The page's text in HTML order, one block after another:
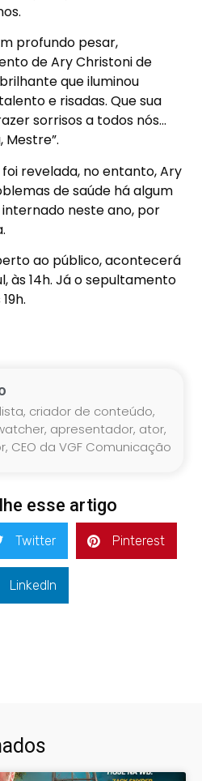
profundo pesar,
de Ary Christoni de
que iluminou
e risadas. Que sua
sorrisos a todos nós…
Mestre”.
revelada, no entanto, Ary
de saúde há algum
neste ano, por
ao público, acontecerá
às 14h. Já o sepultamento
criador de conteúdo,
apresentador, ator,
CEO da VGF Comunicação
esse artigo
Twitter Pinterest
LinkedIn